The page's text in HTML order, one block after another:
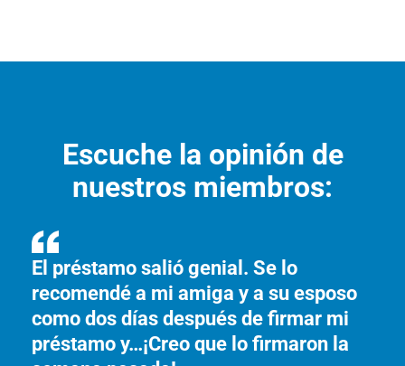
Escuche la opinión de
nuestros miembros:
El préstamo salió genial. Se lo
recomendé a mi amiga y a su esposo
como dos días después de firmar mi
préstamo y…¡Creo que lo firmaron la